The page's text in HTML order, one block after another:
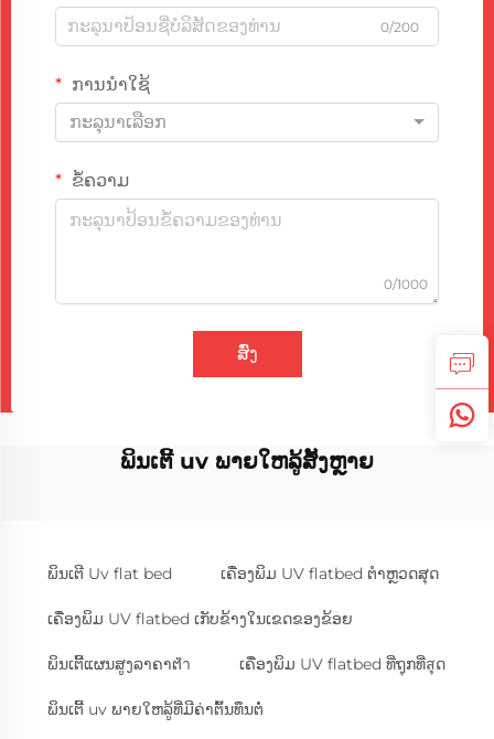
0/200
ການນຳໃຊ້
ກະລຸນາເລືອກ
ຂໍ້ຄວາມ
0/1000
ສົ່ງ
ພິນເຕີ້ uv ພາຍໃຫລູ້ສັ້ງຫຼາຍ
ພິນເຕີ Uv flat bed ເຄື່ອງພິມ UV flatbed ຕຳຫຼວດສຸດ
ເຄື່ອງພິມ UV flatbed ເກັບຂ້າງໃນເຂດຂອງຂ້ອຍ
ພິນເຕີ້ແຜນສູງລາຄາຕ່ำ ເຄື່ອງພິມ UV flatbed ທີ່ຖຸກທີ່สຸດ
ພິນເຕີ້ uv ພາຍໃຫລູ້ທີ່ມີຄ່າຕົ້ນທຶນຕໍ່